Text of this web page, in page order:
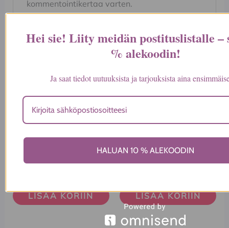
kommentointikertaa varten.
Tutustu myös
shoulder dress/ bontzo
LISÄÄ KORIIN
Ioanna Kourbela
LISÄÄ KORIIN
Hei sie! Liity meidän postituslistalle
% alekoodin!
Ja saat tiedot uutuuksista ja tarjouksista aina
HALUAN 10 % ALEKOODIN